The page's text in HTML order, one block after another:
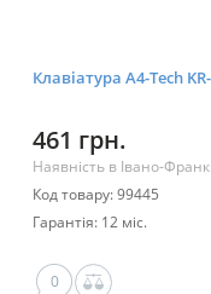
Клавіатура A4-Tech
461 грн.
Наявність в Івано-
Код товару: 99445
Гарантія: 12 міс.
0